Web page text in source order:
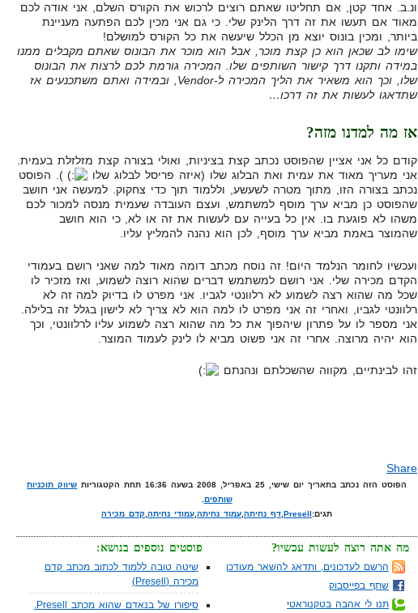
ונ.ב. אחד קטן, אם תחליטו שאתם רוצים לרכוש את הקורס השלם, אני אודה לכם
מאוד אם תעשו את זה דרך הלינק שלי. כי גם אני מכין לכם הפתעה מעניינת
ביותר, ומכין בונוס יוצא מן הכלל שיעשה את כל הקורס למושלם!
שימו לב שכאן הוא כן קצת מוכר, אבל הוא מוכר את הבונוס שאתם מקבלים ממנו
במידה ותקנו דרך קישור השותפים שלו. המכירה גורמת לכם לרצות את הבונוס
שלו, וכך הוא משאיר את הליך המכירה ל-Vendor, ובמידה ואתם משתכנעים אז
שתדאגו לעשות את זה דרכו…
אז מה למדנו מזה?
קודם כל אני אציין שהפוסט נכתב קצת בציניות, ואולי בצורה קצת מזלזלת בעמית.
אני מעריך מאוד את עמית ואת הבלוג שלו (איזה פריסל לבלוג שלו
). הפוסט
נכתב בצורה הזו, מתוך מטרה לשעשע, וללמוד תוך כדי צחקוק. למעשה אני חושב
שהפוסט כן מביא ערך מוסף למשתמש, ועצם העובדה שעמית מנסה למכור לכם
משהו לא פוגעת בו. אין כל בעייה עם לעשות את זה או לא, כי הוא חושב
שהמוצר באמת מביא ערך מוסף, לכן הוא נהנה להמליץ עליו.
ועכשיו לחומר הנלמד היום! זה נוסח מכתב דומה מאוד למה שאני רושם בעמודי
הקדם מכירה שלי. אני רושם למשתמש דברים שהוא רוצה לשמוע, ואז מזכיר לו
שכל מה שהוא רצה לשמוע לא רלוונטי לגביו. אני מפרט לו בדיוק למה זה לא
רלוונטי לגביו, ואחרי זה אני מפרט לו למה הוא לא צריך לא לישון בגלל זה בלילה.
אני מספר לו על פתרון שיהפוך את כל מה שהוא רצה לשמוע עליו לרלוונטי, וכך
הוא יהיה מרוצה. אחרי זה אני פשוט מביא לו לינק לעמוד המוצר.
זהו לבינתיים, מקווה שהשכלתם ונהנתם
Share
הפוסט הזה נכתב בתאריך יום שישי, 25 באפריל, 2008 בשעה 16:36 תחת הקטגוריות
שיווק תוכניות
שותפים
תגים:Presell
,דף נחיתה ,עמוד נחיתה עמודי נחיתה, קדם מכירה
פוסטים נוספים בנושא:
שיטה טובה ללמוד לכתוב מכתב קדם
מכירה (Presell)
סיפורו של בנאדם שהוא מכתב Presell.
מה אתה רוצה לעשות עכשיו?
הרשם לעדכונים, ותדאג להשאר מעודכן
שתף בפייסבוק
תנו לי אהבה בטקנוראטי